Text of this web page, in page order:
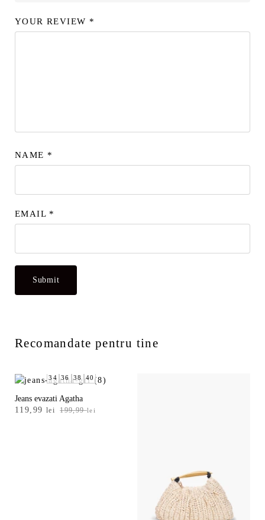
YOUR REVIEW *
NAME *
EMAIL *
Recomandate pentru tine
34 36 38 40
Jeans evazati Agatha
199,99lei
Prețul
119,99 lei
Prețul